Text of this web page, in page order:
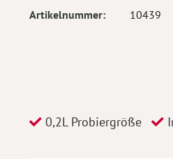
Artikelnummer
10439
0,2L Probiergröße